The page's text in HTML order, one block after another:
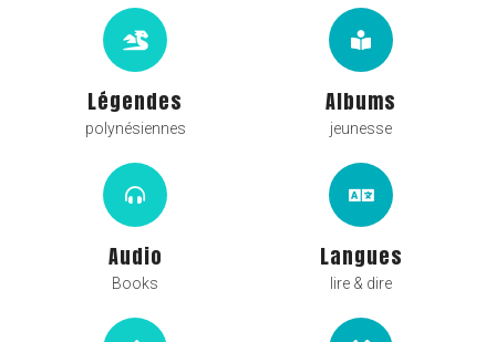
Légendes
polynésiennes
Albums
jeunesse
Audio
Books
Langues
lire & dire